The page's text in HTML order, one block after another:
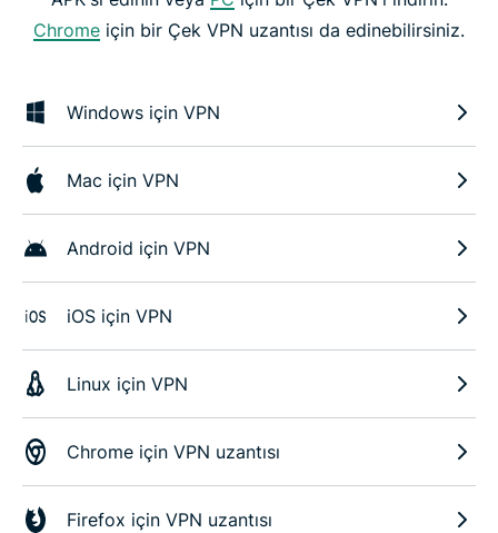
Chrome için bir Çek VPN uzantısı da edinebilirsiniz.
Windows için VPN
Mac için VPN
Android için VPN
iOS için VPN
Linux için VPN
Chrome için VPN uzantısı
Firefox için VPN uzantısı